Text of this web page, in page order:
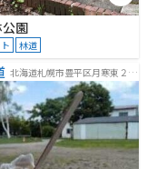
園
林道
北海道札幌市豊平区月寒東２条
１４丁目１−３４